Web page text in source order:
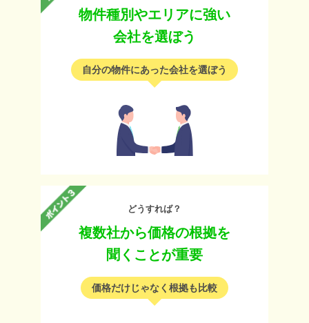
物件種別やエリアに強い
会社を選ぼう
自分の物件にあった会社を選ぼう
どうすれば？
複数社から価格の根拠を
聞くことが重要
価格だけじゃなく根拠も比較